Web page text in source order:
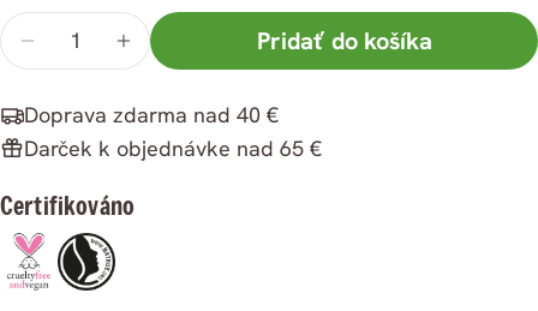
Množstvo
Znížiť
ksRaw
Bio
Opunciový
olej
15
Zvýšiť
ksRaw
Bio
Opunciový
Pridať do košíka
Doprava zdarma nad 40 €
Darček k objednávke nad 65 €
Certifikováno